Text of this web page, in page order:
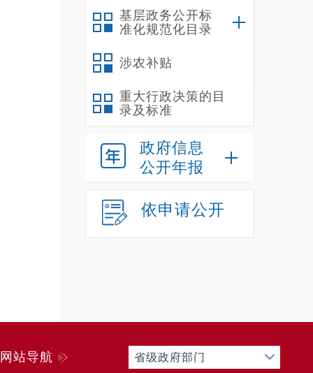
基层政务公开标
准化规范化目录
涉农补贴
重大行政决策的目
录及标准
政府信息
公开年报
依申请公开
网站导航 省级政府部门